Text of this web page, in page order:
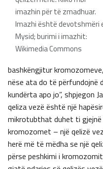
imazhin për të zmadhuar.
Imazhi është devotshmëri
Mysid; burimi i imazhit:
Wikimedia Commons
bashkëngjitur
nëse ata do të përfundojnë
kundërta apo jo”, shpjegon
qeliza vezë është një
mikrotubthat duhet ti gjejnë
kromozomet – një qelizë
herë më të mëdha se një
përse peshkimi i